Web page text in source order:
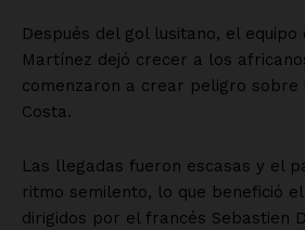
Después del gol lusitano, el equipo
Martínez dejó crecer a los
comenzaron a crear peligro sobre
Costa.
Las llegadas fueron escasas y el
ritmo semilento, lo que benefició
dirigidos por el francés Sebastien